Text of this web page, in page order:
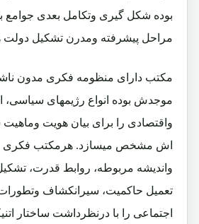
بوده شکل گیری وتکامل بعدی جوامع
مراحل پیشرفته ومدرن تشکیل دولت
مکتب دارای منظومه فکری مدون
موجدش بوده انواع رژیمهای سیاسی،
واقتصادی را برای بیان هویت
اش مشخص میسازد. هرمکتب فکری
واندیشه مربوطه، روابط قدرت،
تعمیل حاکمیت، سیرانکشاف
اجتماعی را با درنظرداشت ساختار